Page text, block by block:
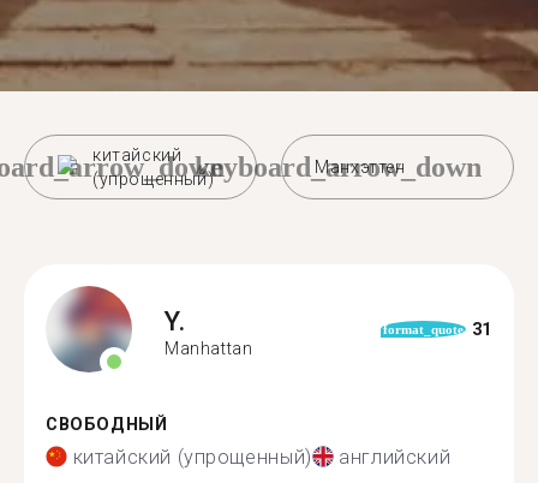
китайский
(упрощенный)
Манхэттен
keyboard_arrow_down
Y.
Manhattan
format_quote 31
СВОБОДНЫЙ
китайский (упрощенный) английский